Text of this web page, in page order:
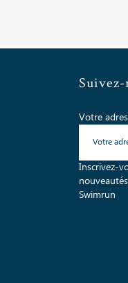
Suivez-
Votre
Inscrivez-
Swimrun